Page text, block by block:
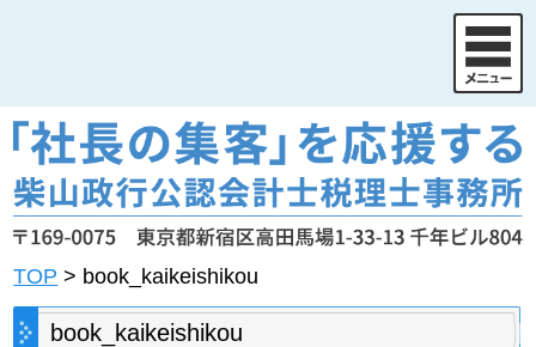
TOP > book_kaikeishikou
book_kaikeishikou